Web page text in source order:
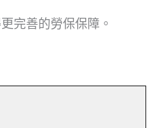
完善的勞保保障。